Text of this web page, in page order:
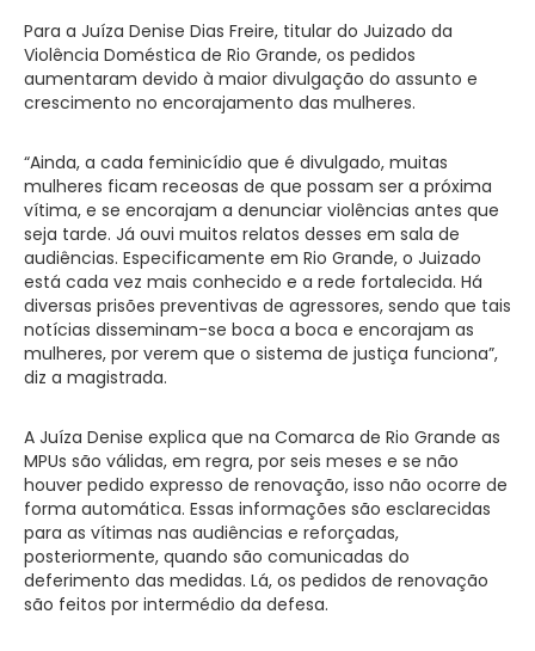
Para a Juíza Denise Dias Freire, titular do Juizado da
Violência Doméstica de Rio Grande, os pedidos
aumentaram devido à maior divulgação do assunto e
crescimento no encorajamento das mulheres.
“Ainda, a cada feminicídio que é divulgado, muitas
mulheres ficam receosas de que possam ser a próxima
vítima, e se encorajam a denunciar violências antes que
seja tarde. Já ouvi muitos relatos desses em sala de
audiências. Especificamente em Rio Grande, o Juizado
está cada vez mais conhecido e a rede fortalecida. Há
diversas prisões preventivas de agressores, sendo que tais
notícias disseminam-se boca a boca e encorajam as
mulheres, por verem que o sistema de justiça funciona”,
diz a magistrada.
A Juíza Denise explica que na Comarca de Rio Grande as
MPUs são válidas, em regra, por seis meses e se não
houver pedido expresso de renovação, isso não ocorre de
forma automática. Essas informações são esclarecidas
para as vítimas nas audiências e reforçadas,
posteriormente, quando são comunicadas do
deferimento das medidas. Lá, os pedidos de renovação
são feitos por intermédio da defesa.